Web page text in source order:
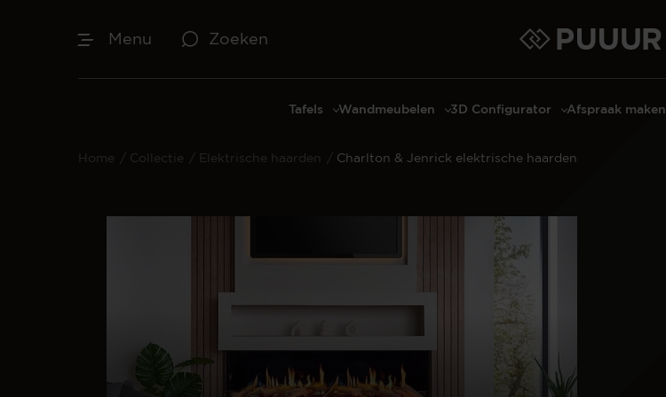
Menu Zoeken
Tafels Wandmeubelen
TV-paneel
3D Configurator
3D TV-Paneel configurator
Afspraak maken
Home / Collectie / Elektrische haarden / Charlton & Jenrick elektrische haarden